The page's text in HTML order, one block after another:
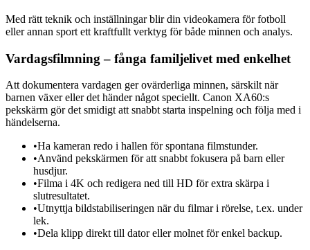
Med rätt teknik och inställningar blir din videokamera för fotboll
eller annan sport ett kraftfullt verktyg för både minnen och analys.
Vardagsfilmning – fånga familjelivet med enkelhet
Att dokumentera vardagen ger ovärderliga minnen, särskilt när
barnen växer eller det händer något speciellt. Canon XA60:s
pekskärm gör det smidigt att snabbt starta inspelning och följa med i
händelserna.
•Ha kameran redo i hallen för spontana filmstunder.
•Använd pekskärmen för att snabbt fokusera på barn eller
husdjur.
•Filma i 4K och redigera ned till HD för extra skärpa i
slutresultatet.
•Utnyttja bildstabiliseringen när du filmar i rörelse, t.ex. under
lek.
•Dela klipp direkt till dator eller molnet för enkel backup.